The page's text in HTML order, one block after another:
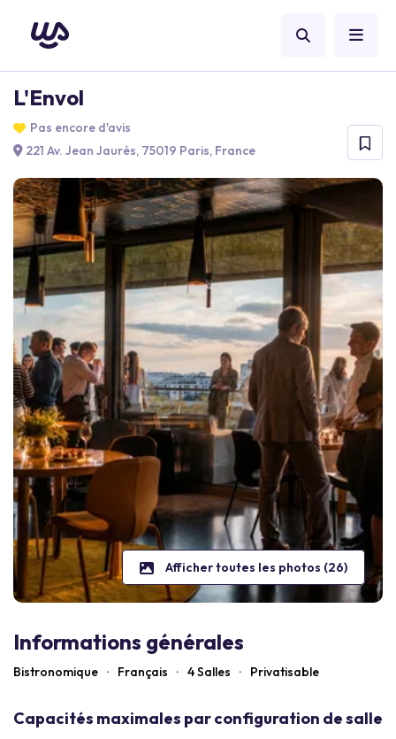
L'Envol
Pas encore d'avis
221 Av. Jean Jaurès, 75019 Paris, France
Afficher toutes les photos (26)
Informations générales
Bistronomique · Français · 4 Salles · Privatisable
Capacités maximales par configuration de salle